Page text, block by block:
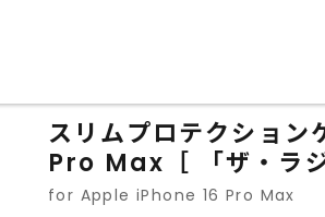
スリムプロテクショ
Pro Max［ 「ザ・ラ
for Apple iPhone 16 Pro Max